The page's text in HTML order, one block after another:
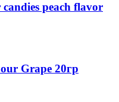
peach flavor
Grape 20гр